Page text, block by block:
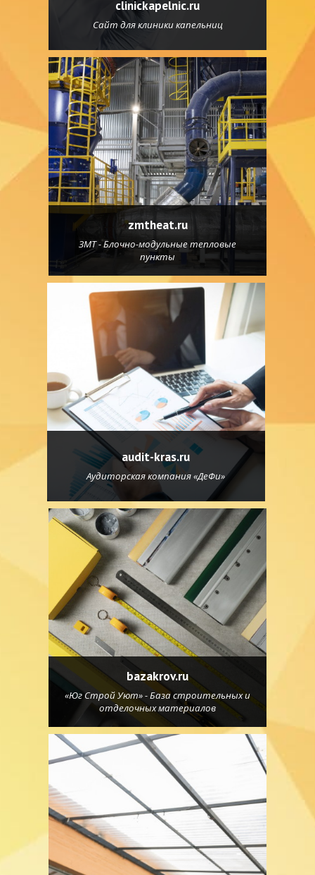
clinickapelnic.ru
Сайт для клиники капельниц
zmtheat.ru
ЗМТ - Блочно-модульные тепловые
пункты
audit-kras.ru
Аудиторская компания «ДеФи»
bazakrov.ru
«Юг Строй Уют» - База строительных и
отделочных материалов